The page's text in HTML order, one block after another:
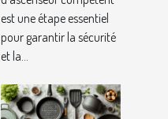
d’ascenseur ?
est une étape essentiel
pour garantir la sécurité
et la...